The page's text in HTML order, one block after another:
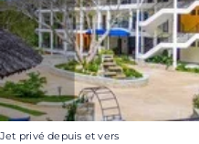
Jet privé depuis et vers